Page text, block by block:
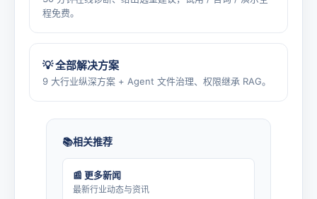
程免费。
💡 全部解决方案
9 大行业纵深方案 + Agent 文件治理、权限继承 RAG。
相关推荐
📰 更多新闻
最新行业动态与资讯